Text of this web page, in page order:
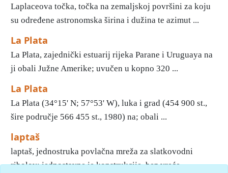
Laplaceova točka, točka na zemaljskoj površini za koju
su određene astronomska širina i dužina te azimut ...
La Plata
La Plata, zajednički estuarij rijeka Parane i Uruguaya na
ji obali Južne Amerike; uvučen u kopno 320 ...
La Plata
La Plata (34°15' Ν; 57°53' W), luka i grad (454 900 st.,
šire područje 566 455 st., 1980) na; obali ...
laptaš
laptaš, jednostruka povlačna mreža za slatkovodni
ribolov; jednostavne je konstrukcije, bez vreće ...